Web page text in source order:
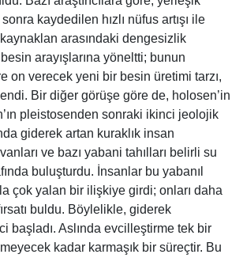
kaydedilen hızlı nüfus artışı ile
arasındaki dengesizlik
arayışlarına yöneltti; bunun
on verecek yeni bir besin üretimi tarzı,
Bir diğer görüşe göre de, holosen’in
pleistosenden sonraki ikinci jeolojik
giderek artan kuraklık insan
ve bazı yabani tahılları belirli su
buluşturdu. İnsanlar bu yabanıl
çok yalan bir ilişkiye girdi; onları daha
buldu. Böylelikle, giderek
başladı. Aslında evcilleştirme tek bir
kadar karmaşık bir süreçtir. Bu